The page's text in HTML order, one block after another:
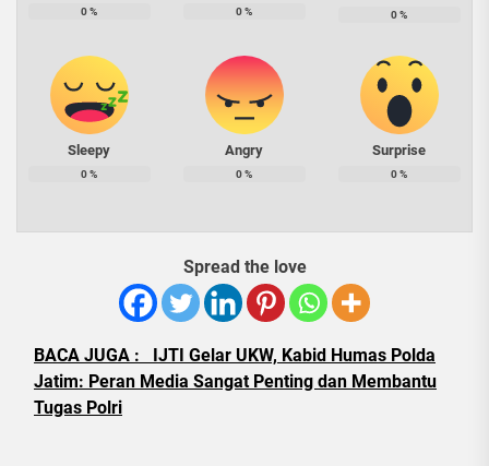
0% 0% 0%
Sleepy
0%
Angry
0%
Surprise
0%
Spread the love
BACA JUGA :
IJTI Gelar UKW, Kabid Humas Polda
Jatim: Peran Media Sangat Penting dan Membantu
Tugas Polri